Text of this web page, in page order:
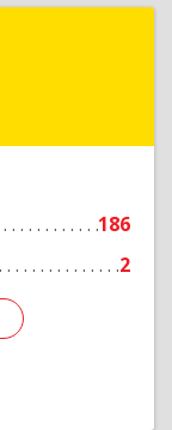
186
2
р-н,